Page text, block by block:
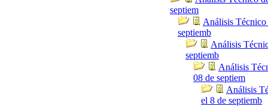
septiem
Análisis
septiemb
Análisis
septiemb
Análisis
08 de septiem
Análisis
el 8 de septiemb